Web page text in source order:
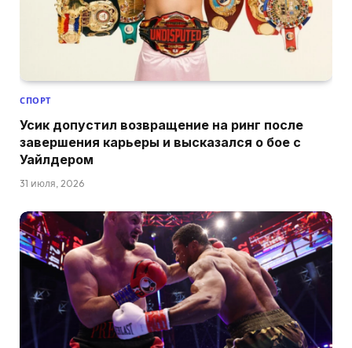
СПОРТ
Усик допустил возвращение на ринг после
завершения карьеры и высказался о бое с
Уайлдером
31 июля, 2026